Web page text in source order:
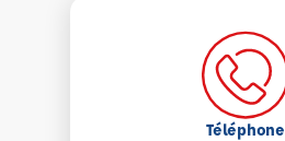
Téléphone